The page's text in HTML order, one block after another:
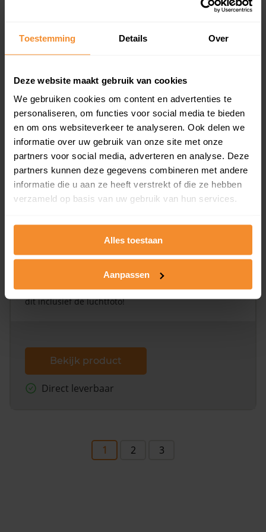
Toestemming Details Over
Deze website maakt gebruik van cookies
We gebruiken cookies om content en advertenties te
personaliseren, om functies voor social media te bieden
en om ons websiteverkeer te analyseren. Ook delen we
informatie over uw gebruik van onze site met onze
partners voor social media, adverteren en analyse. Deze
partners kunnen deze gegevens combineren met andere
informatie die u aan ze heeft verstrekt of die ze hebben
verzameld op basis van uw gebruik van hun services.
Alles toestaan
Aanpassen
Koopsommenoverzicht (1 jaar gratis
Inclusief 1 jaar gratis updates
inclusief een jaar lang gratis updates van nieuwe
koopsommen.
Bekijk product
Direct leverbaar
Kadastrale kaart pakket
Alleen globale ligging perceel
Een uitgebreid overzicht van het perceel en
omliggende percelen met de kadastrale erfgrenzen,
dit inclusief de luchtfoto!
Bekijk product
Direct leverbaar
1 2 3